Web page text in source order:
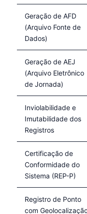
Geração de AFD
(Arquivo Fonte de
Dados)
Geração de AEJ
(Arquivo Eletrônico
de Jornada)
Inviolabilidade e
Imutabilidade dos
Registros
Certificação de
Conformidade do
Sistema (REP-P)
Registro de Ponto
com